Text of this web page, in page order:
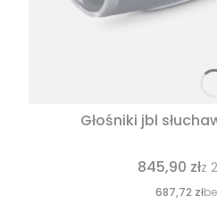
Głośniki jbl
845,90 złz
687,72 zł